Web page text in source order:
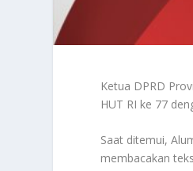
Ketua DPRD
HUT RI ke 77
Saat ditemui,
membacakan